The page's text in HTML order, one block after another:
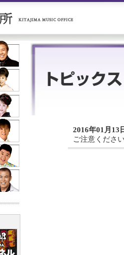
2016年01月13
ご注意くださ